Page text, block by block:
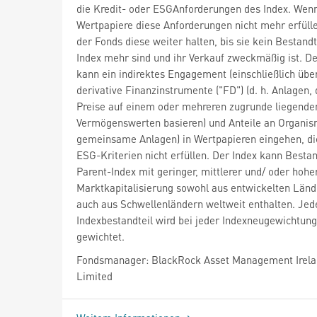
die Kredit- oder ESGAnforderungen des Index.
Wertpapiere diese Anforderungen nicht mehr
der Fonds diese weiter halten, bis sie kein
Index mehr sind und ihr Verkauf zweckmäßig ist.
kann ein indirektes Engagement (einschließlich
derivative Finanzinstrumente ("FD") (d. h. Anlagen,
Preise auf einem oder mehreren zugrunde
Vermögenswerten basieren) und Anteile an
gemeinsame Anlagen) in Wertpapieren eingehen,
ESG-Kriterien nicht erfüllen. Der Index kann
Parent-Index mit geringer, mittlerer und/ oder
Marktkapitalisierung sowohl aus entwickelten
auch aus Schwellenländern weltweit enthalten.
Indexbestandteil wird bei jeder
gewichtet.
Fondsmanager: BlackRock Asset Management
Limited